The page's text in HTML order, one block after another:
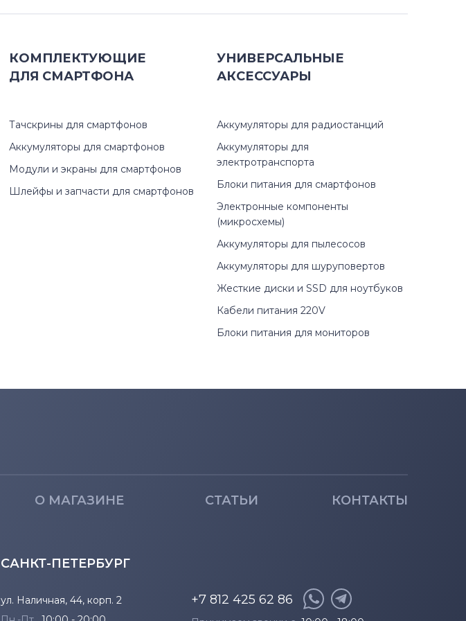
КОМПЛЕКТУЮЩИЕ
ДЛЯ СМАРТФОНА
Тачскрины для смартфонов
Аккумуляторы для смартфонов
Модули и экраны для смартфонов
Шлейфы и запчасти для смартфонов
УНИВЕРСАЛЬНЫЕ
АКСЕССУАРЫ
Аккумуляторы для радиостанций
Аккумуляторы для
электротранспорта
Блоки питания для смартфонов
Электронные компоненты
(микросхемы)
Аккумуляторы для пылесосов
Аккумуляторы для шуруповертов
Жесткие диски и SSD для ноутбуков
Кабели питания 220V
Блоки питания для мониторов
О МАГАЗИНЕ СТАТЬИ КОНТАКТЫ
САНКТ-ПЕТЕРБУРГ
ул. Наличная, 44, корп. 2
+7 812 425 62 86